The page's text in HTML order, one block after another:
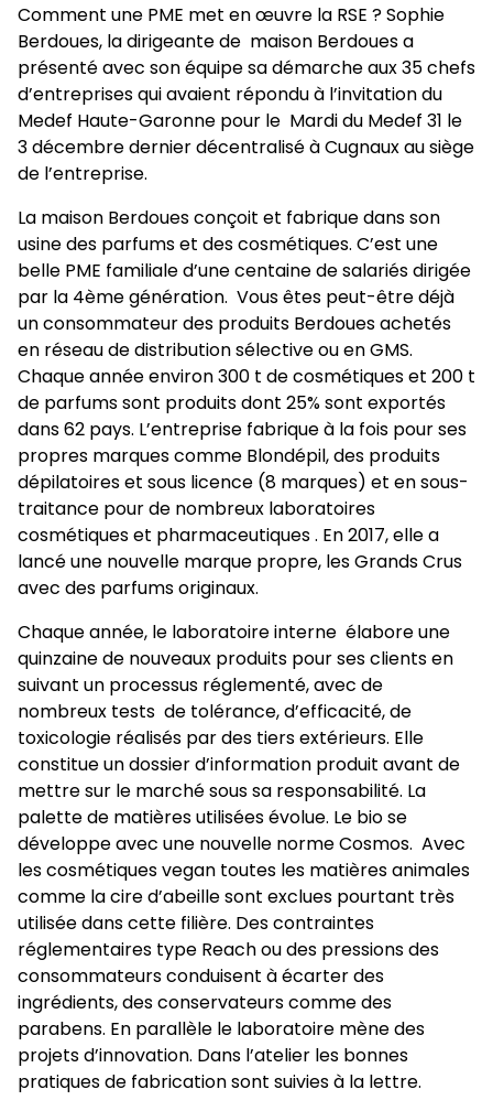
Comment une PME met en œuvre la RSE ? Sophie
Berdoues, la dirigeante de maison Berdoues a
présenté avec son équipe sa démarche aux 35 chefs
d’entreprises qui avaient répondu à l’invitation du
Medef Haute-Garonne pour le Mardi du Medef 31 le
3 décembre dernier décentralisé à Cugnaux au siège
de l’entreprise.
La maison Berdoues conçoit et fabrique dans son
usine des parfums et des cosmétiques. C’est une
belle PME familiale d’une centaine de salariés dirigée
par la 4ème génération. Vous êtes peut-être déjà
un consommateur des produits Berdoues achetés
en réseau de distribution sélective ou en GMS.
Chaque année environ 300 t de cosmétiques et 200 t
de parfums sont produits dont 25% sont exportés
dans 62 pays. L’entreprise fabrique à la fois pour ses
propres marques comme Blondépil, des produits
dépilatoires et sous licence (8 marques) et en sous-
traitance pour de nombreux laboratoires
cosmétiques et pharmaceutiques . En 2017, elle a
lancé une nouvelle marque propre, les Grands Crus
avec des parfums originaux.
Chaque année, le laboratoire interne élabore une
quinzaine de nouveaux produits pour ses clients en
suivant un processus réglementé, avec de
nombreux tests de tolérance, d’efficacité, de
toxicologie réalisés par des tiers extérieurs. Elle
constitue un dossier d’information produit avant de
mettre sur le marché sous sa responsabilité. La
palette de matières utilisées évolue. Le bio se
développe avec une nouvelle norme Cosmos. Avec
les cosmétiques vegan toutes les matières animales
comme la cire d’abeille sont exclues pourtant très
utilisée dans cette filière. Des contraintes
réglementaires type Reach ou des pressions des
consommateurs conduisent à écarter des
ingrédients, des conservateurs comme des
parabens. En parallèle le laboratoire mène des
projets d’innovation. Dans l’atelier les bonnes
pratiques de fabrication sont suivies à la lettre.